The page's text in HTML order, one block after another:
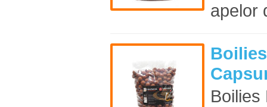
apelor
Boilies